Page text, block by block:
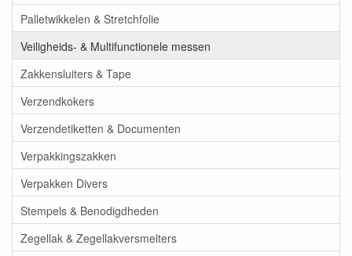
Palletwikkelen & Stretchfolie
Veiligheids- & Multifunctionele messen
Zakkensluiters & Tape
Verzendkokers
Verzendetiketten & Documenten
Verpakkingszakken
Verpakken Divers
Stempels & Benodigdheden
Zegellak & Zegellakversmelters